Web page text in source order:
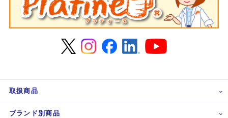
取扱商品
ブランド別商品